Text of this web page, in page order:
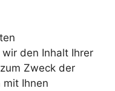
den Inhalt Ihrer
Zweck der
mit Ihnen